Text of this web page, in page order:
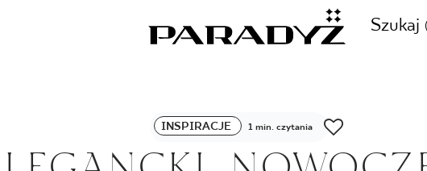
Szukaj
ZADZWOŃ DO NAS
INSPIRACJE 1 min. czytania